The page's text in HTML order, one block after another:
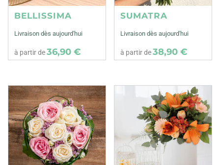
BELLISSIMA
Livraison dès aujourd'hui
à partir de36,90 €
SUMATRA
Livraison dès aujourd'hui
à partir de38,90 €